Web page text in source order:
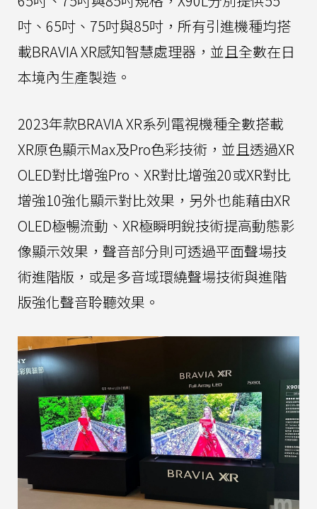
吋、65吋、75吋與85吋，所有引進機種均搭
載BRAVIA XR感知智慧處理器，並且全數在日
本境內生產製造。
2023年款BRAVIA XR系列電視機種全數搭載
XR原色顯示Max及Pro色彩技術，並且透過XR
OLED對比增強Pro、XR對比增強20或XR對比
增強10強化顯示對比效果，另外也能藉由XR
OLED極暢流動、XR極瞬明銳技術提高動態影
像顯示效果，聲音部分則可透過平面聲場技
術進階版，或是多音域環繞聲場技術與進階
版強化聲音聆聽效果。